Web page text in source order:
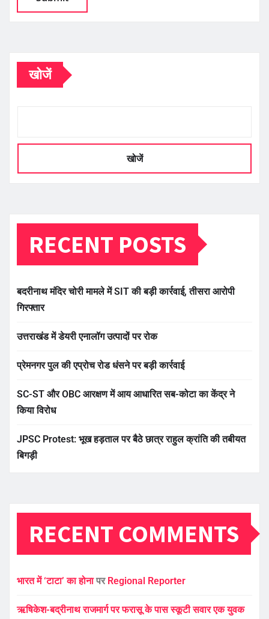
खोजें
खोजें
RECENT POSTS
बदरीनाथ मंदिर चोरी मामले में SIT की बड़ी कार्रवाई, तीसरा आरोपी
गिरफ्तार
उत्तराखंड में डेयरी एनालॉग उत्पादों पर रोक
प्रेमनगर पुल की एप्रोच रोड धंसने पर बड़ी कार्रवाई
SC-ST और OBC आरक्षण में आय आधारित सब-कोटा का केंद्र ने
किया विरोध
JPSC Protest: भूख हड़ताल पर बैठे छात्र राहुल क्रांति की तबीयत
बिगड़ी
RECENT COMMENTS
भारत में ‘टाटा’ का होनापर Regional Reporter
ऋषिकेश-बद्रीनाथ राजमार्ग पर फरासू के पास स्कूटी सवार एक युवक